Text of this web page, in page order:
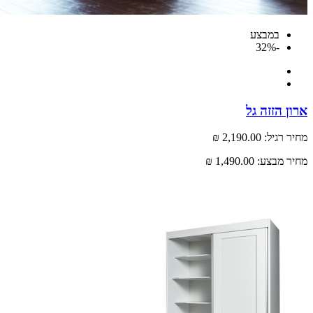
במבצע
הזזה גל
רגיל: 2,190.00 ₪
מבצע: 1,490.00 ₪